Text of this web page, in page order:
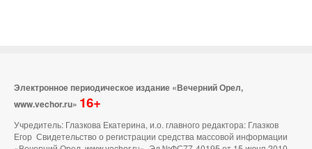
Электронное периодическое издание «Вечерний Орел,
www.vechor.ru» 16+
Учредитель: Глазкова Екатерина, и.о. главного редактора: Глазков
Егор Свидетельство о регистрации средства массовой информации